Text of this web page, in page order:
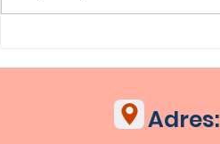
Adres: